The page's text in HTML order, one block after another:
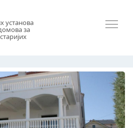
установа
за